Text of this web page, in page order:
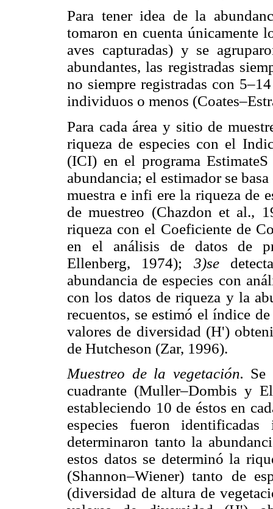
Para tener idea de la
tomaron en cuenta únicamente
aves capturadas) y se
abundantes, las registradas
no siempre registradas con
individuos o menos
Para cada área y sitio de
riqueza de especies con el
(ICI) en el programa
abundancia; el estimador se
muestra e infi ere la riqueza de
de muestreo (Chazdon et al.,
riqueza con el Coeficiente de
en el análisis de datos de
Ellenberg, 1974); 3)se
abundancia de especies con
con los datos de riqueza y la
recuentos, se estimó el índice
valores de diversidad (H')
de Hutcheson (Zar, 1996).
Muestreo de la vegetación. Se
cuadrante (Muller–Dombis y
estableciendo 10 de éstos en
especies fueron
determinaron tanto la
estos datos se determinó la
(Shannon–Wiener) tanto de
(diversidad de altura de